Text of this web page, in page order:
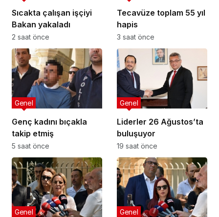
Sıcakta çalışan işçiyi
Bakan yakaladı
2 saat önce
Tecavüze toplam 55 yıl
hapis
3 saat önce
Genç kadını bıçakla
takip etmiş
Genel
5 saat önce
Liderler 26 Ağustos’ta
buluşuyor
Genel
19 saat önce
Genel Genel